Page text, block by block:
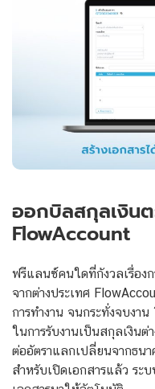
ออกบิลสกุลเงินต
FlowAccount
ฟรีแลนซ์คนใดที่กังวลเรื่องก
จากต่างประเทศ
การทำงาน จนกระทั่งจบงา
ในการรับงานเป็นสกุลเงินต่
ต่ออัตราแลกเปลี่ยนจากธนา
สำหรับเปิดเอกสารแล้ว ระ